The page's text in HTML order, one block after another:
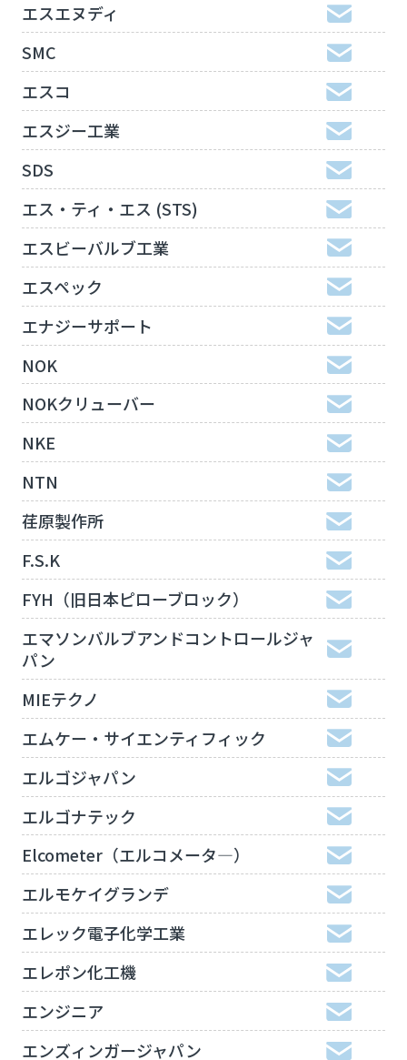
エスエヌディ
SMC
エスコ
エスジー工業
SDS
エス・ティ・エス (STS)
エスビーバルブ工業
エスペック
エナジーサポート
NOK
NOKクリューバー
NKE
NTN
荏原製作所
F.S.K
FYH（旧日本ピローブロック）
エマソンバルブアンドコントロールジャ
パン
MIEテクノ
エムケー・サイエンティフィック
エルゴジャパン
エルゴナテック
Elcometer（エルコメータ―）
エルモケイグランデ
エレック電子化学工業
エレポン化工機
エンジニア
エンズィンガージャパン